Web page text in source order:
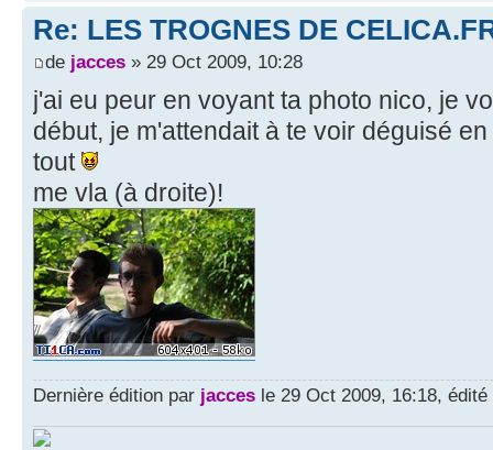
Re: LES TROGNES DE
de jacces » 29 Oct 2009, 10:28
j'ai eu peur en voyant ta photo nico, je
début, je m'attendait à te voir déguisé
tout
me vla (à droite)!
Dernière édition par jacces le 29 Oct 2009, 16:18,